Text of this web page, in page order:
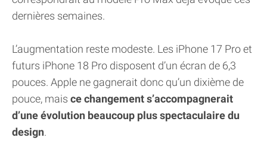
dernières semaines.
L’augmentation reste modeste. Les iPhone 17 Pro et
futurs iPhone 18 Pro disposent d’un écran de 6,3
pouces. Apple ne gagnerait donc qu’un dixième de
pouce, mais ce changement s’accompagnerait
d’une évolution beaucoup plus spectaculaire du
design.